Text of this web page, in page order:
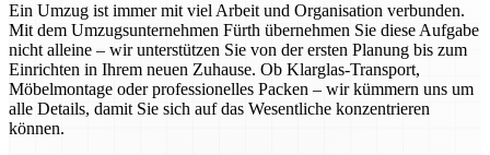
Ein Umzug ist immer mit viel Arbeit und Organisation verbunden.
Mit dem Umzugsunternehmen Fürth übernehmen Sie diese Aufgabe
nicht alleine – wir unterstützen Sie von der ersten Planung bis zum
Einrichten in Ihrem neuen Zuhause. Ob Klarglas-Transport,
Möbelmontage oder professionelles Packen – wir kümmern uns um
alle Details, damit Sie sich auf das Wesentliche konzentrieren
können.